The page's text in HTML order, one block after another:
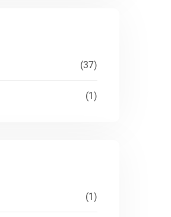
(37)
(1)
(1)